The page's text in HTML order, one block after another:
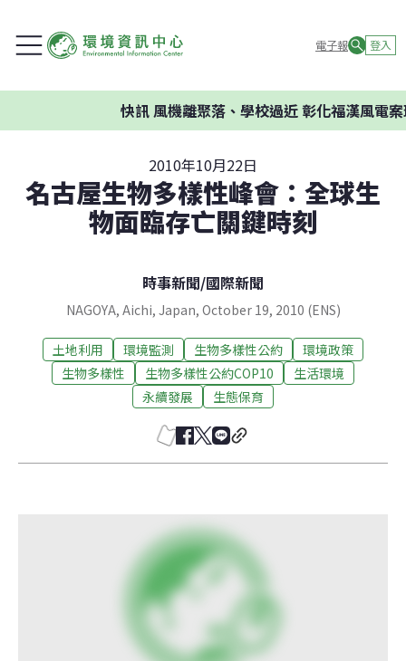
電子報 登入
風機離聚落、學校過近 彰化福漢風電案環委
2010年10月22日
名古屋生物多樣性峰會：全球生
物面臨存亡關鍵時刻
時事新聞/國際新聞
NAGOYA, Aichi, Japan, October 19, 2010 (ENS)
土地利用 環境監測 生物多樣性公約
環境政策
生物多樣性
生物多樣性公約COP10
生活環境
永續發展
生態保育